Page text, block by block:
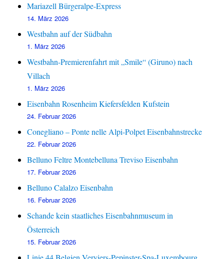
Mariazell Bürgeralpe-Express
14. März 2026
Westbahn auf der Südbahn
1. März 2026
Westbahn-Premierenfahrt mit „Smile“ (Giruno) nach
Villach
1. März 2026
Eisenbahn Rosenheim Kiefersfelden Kufstein
24. Februar 2026
Conegliano – Ponte nelle Alpi-Polpet Eisenbahnstrecke
22. Februar 2026
Belluno Feltre Montebelluna Treviso Eisenbahn
17. Februar 2026
Belluno Calalzo Eisenbahn
16. Februar 2026
Schande kein staatliches Eisenbahnmuseum in
Österreich
15. Februar 2026